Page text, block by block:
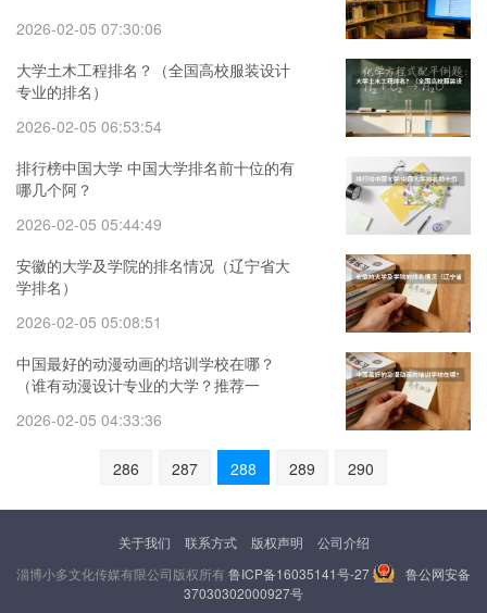
2026-02-05 07:30:06
大学土木工程排名？（全国高校服装设计
专业的排名）
2026-02-05 06:53:54
排行榜中国大学 中国大学排名前十位的有
哪几个阿？
2026-02-05 05:44:49
安徽的大学及学院的排名情况（辽宁省大
学排名）
2026-02-05 05:08:51
中国最好的动漫动画的培训学校在哪？
（谁有动漫设计专业的大学？推荐一
2026-02-05 04:33:36
286 287 288 289 290
关于我们 联系方式 版权声明
公司介绍
淄博小多文化传媒有限公司版权所有鲁ICP备16035141号-27
鲁公网安备
37030302000927号